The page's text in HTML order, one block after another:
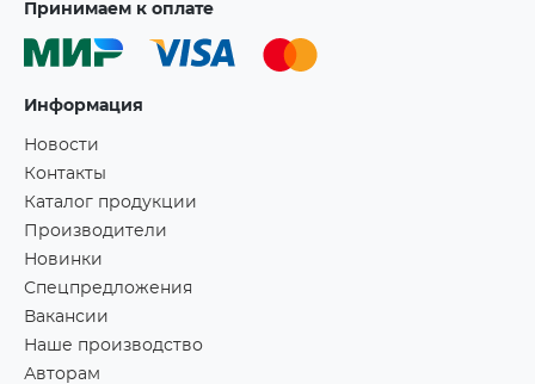
Принимаем к оплате
Информация
Новости
Контакты
Каталог продукции
Производители
Новинки
Спецпредложения
Вакансии
Наше производство
Авторам